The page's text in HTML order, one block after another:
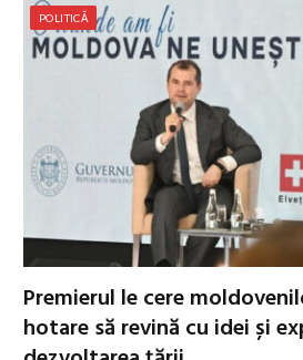
POLITICĂ
Premierul le cere
hotare să revină cu idei și